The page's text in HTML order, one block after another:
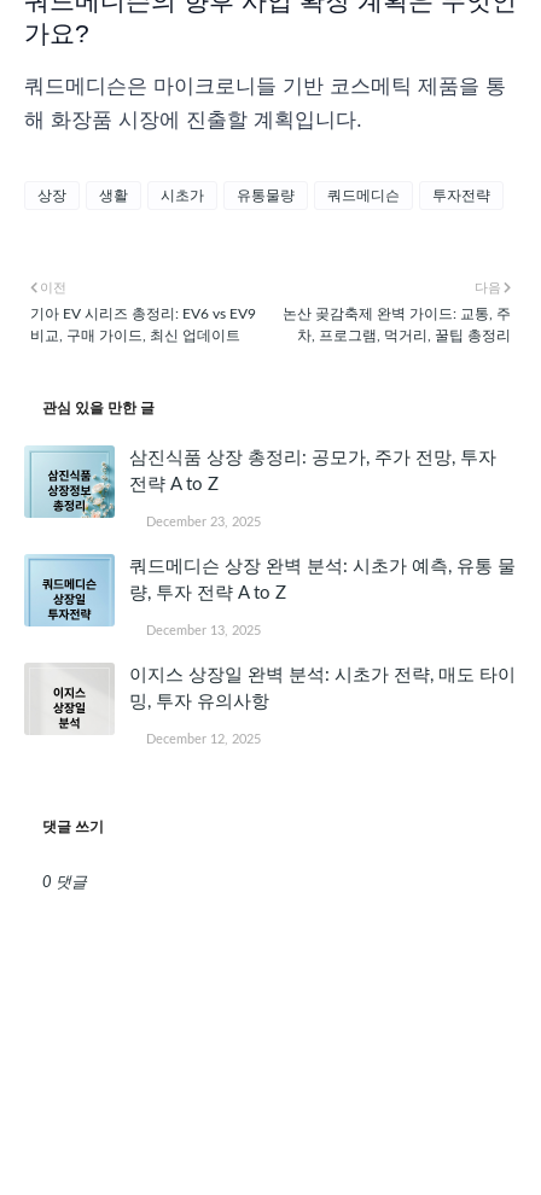
가요?
쿼드메디슨은 마이크로니들 기반 코스메틱 제품을 통
해 화장품 시장에 진출할 계획입니다.
상장 생활 시초가 유통물량 쿼드메디슨 투자전략
다음
논산 곶감축제 완벽 가이드: 교통, 주
차, 프로그램, 먹거리, 꿀팁 총정리
이전
기아 EV 시리즈 총정리: EV6 vs EV9
비교, 구매 가이드, 최신 업데이트
관심 있을 만한 글
삼진식품 상장 총정리: 공모가, 주가 전망, 투자
전략 A to Z
December 23, 2025
쿼드메디슨 상장 완벽 분석: 시초가 예측, 유통 물
량, 투자 전략 A to Z
December 13, 2025
이지스 상장일 완벽 분석: 시초가 전략, 매도 타이
밍, 투자 유의사항
December 12, 2025
댓글 쓰기
0 댓글